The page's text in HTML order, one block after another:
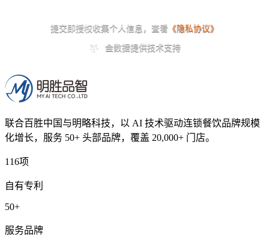
联合百胜中国与明略科技，以 AI 技术驱动连锁餐饮品牌规模
化增长，服务 50+ 头部品牌，覆盖 20,000+ 门店。
116项
自有专利
50+
服务品牌